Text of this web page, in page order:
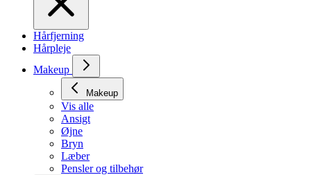
Hårfjerning
Hårpleje
Makeup
Makeup
Vis alle
Ansigt
Øjne
Bryn
Læber
Pensler og tilbehør